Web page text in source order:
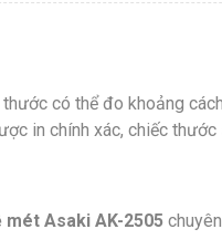
có thể đo khoảng
in chính xác, chiếc
mét Asaki AK-2505